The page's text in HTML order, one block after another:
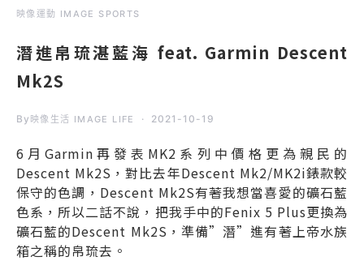
映像運動 IMAGE SPORTS
潛進帛琉湛藍海 feat. Garmin Descent
Mk2S
By 映像生活 IMAGE LIFE 2021-10-19
6月Garmin再發表MK2系列中價格更為親民的
Descent Mk2S，對比去年Descent Mk2/MK2i錶款較
保守的色調，Descent Mk2S有著我想當喜愛的礦石藍
色系，所以二話不說，把我手中的Fenix 5 Plus更換為
礦石藍的Descent Mk2S，準備”潛”進有著上帝水族
箱之稱的帛琉去。